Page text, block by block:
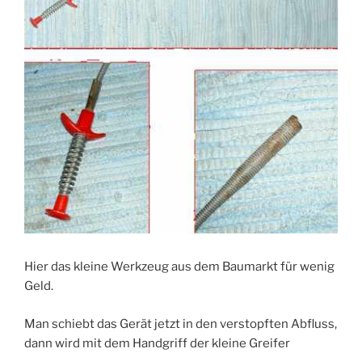
Hier das kleine Werkzeug aus dem Baumarkt für wenig
Geld.
Man schiebt das Gerät jetzt in den verstopften Abfluss,
dann wird mit dem Handgriff der kleine Greifer